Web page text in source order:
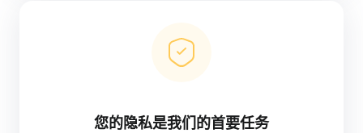
您的隐私是我们的首要任务